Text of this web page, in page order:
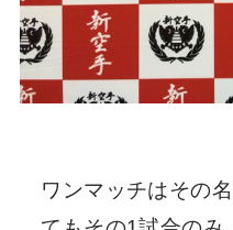
ワンマッチはその